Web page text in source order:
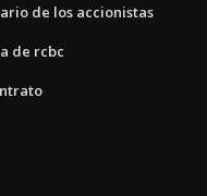
de los accionistas
de rcbc